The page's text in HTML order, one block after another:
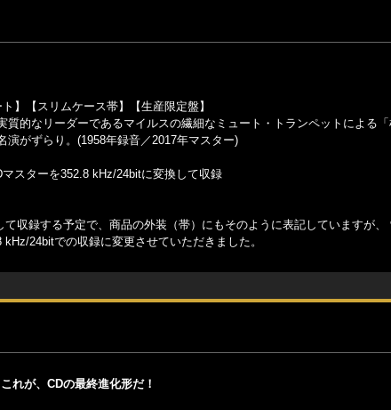
】【スリムケース帯】【生産限定盤】
的なリーダーであるマイルスの繊細なミュート・トランペットによる「
がずらり。(1958年録音／2017年マスター)
スターを352.8 kHz/24bitに変換して収録
収録する予定で、商品の外装（帯）にもそのように表記していますが、
24bitでの収録に変更させていただきました。
れが、CDの最終進化形だ！